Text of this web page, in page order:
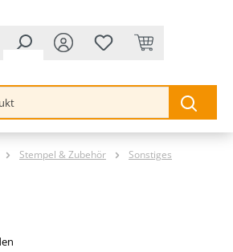
Stempel & Zubehör Sonstiges